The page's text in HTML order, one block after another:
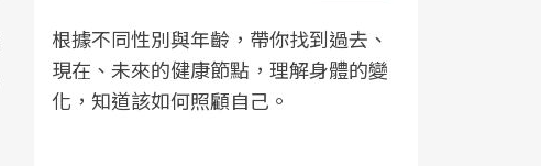
根據不同性別與年齡，帶你找到過去、
現在、未來的健康節點，理解身體的變
化，知道該如何照顧自己。